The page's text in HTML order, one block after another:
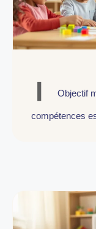
Objectif
compétences